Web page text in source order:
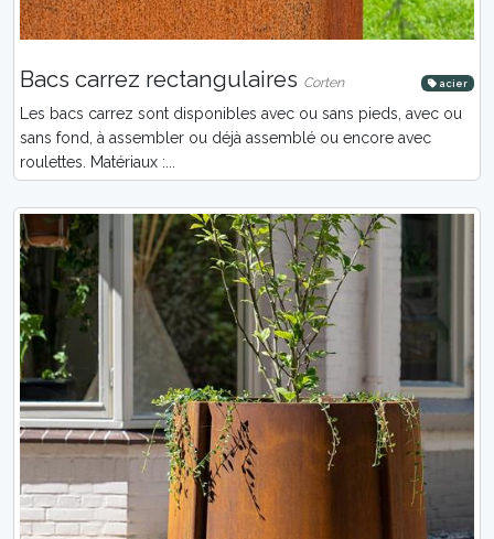
Bacs carrez rectangulaires Corten acier
Les bacs carrez sont disponibles avec ou sans pieds, avec ou
sans fond, à assembler ou déjà assemblé ou encore avec
roulettes. Matériaux :...